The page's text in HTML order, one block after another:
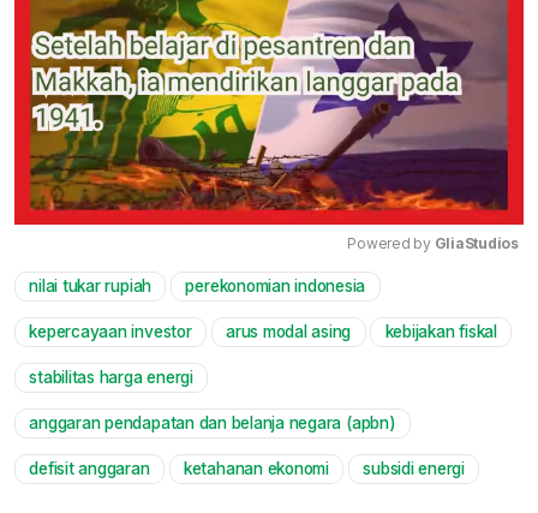
Powered by GliaStudios
nilai tukar rupiah perekonomian indonesia
kepercayaan investor arus modal asing kebijakan fiskal
stabilitas harga energi
anggaran pendapatan dan belanja negara (apbn)
defisit anggaran ketahanan ekonomi subsidi energi